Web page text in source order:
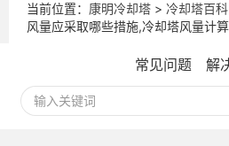
当前位置： 康明冷却塔 > 冷却塔百科
风量应采取哪些措施,冷却塔风量计
常见问题 解